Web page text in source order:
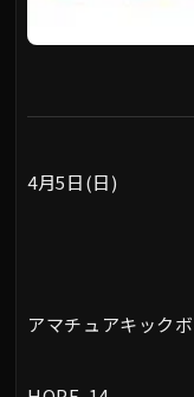
4月5日(日)
アマチュアキック